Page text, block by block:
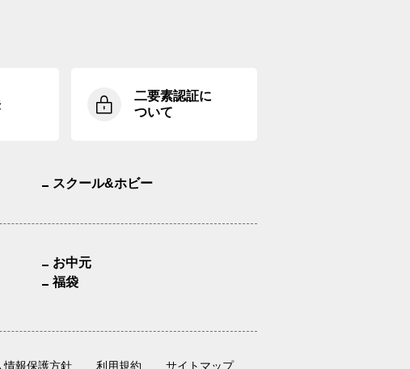
二要素認証に
ついて
スクール&ホビー
お中元
福袋
情報保護方針 利用規約 サイトマップ